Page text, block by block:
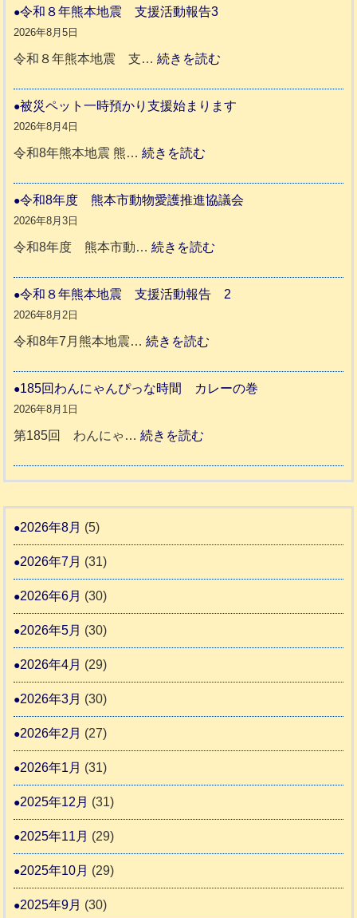
令和８年熊本地震 支援活動報告3
2026年8月5日
令和８年熊本地震 支…続きを読む
和
本
支
報
告
被災ペット一時預かり支援始まります
2026年8月4日
令和8年熊本地震 熊…続きを読む
災
ッ
一
り
支
ま
ま
令和8年度 熊本市動物愛護推進協議会
2026年8月3日
令和8年度 熊本市動…続きを読む
和
動
進
会
令和８年熊本地震 支援活動報告 2
2026年8月2日
令和8年7月熊本地震…続きを読む
和
2
185回わんにゃんぴっな時間 カレーの巻
2026年8月1日
第185回 わんにゃ…続きを読む
8
わ
ゃ
っ
間
2026年8月 (5)
2026年7月 (31)
2026年6月 (30)
2026年5月 (30)
2026年4月 (29)
2026年3月 (30)
2026年2月 (27)
2026年1月 (31)
2025年12月 (31)
2025年11月 (29)
2025年10月 (29)
2025年9月 (30)